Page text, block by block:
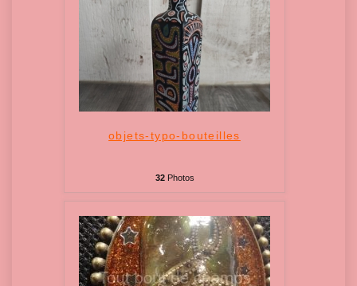
objets-typo-bouteilles
32Photos